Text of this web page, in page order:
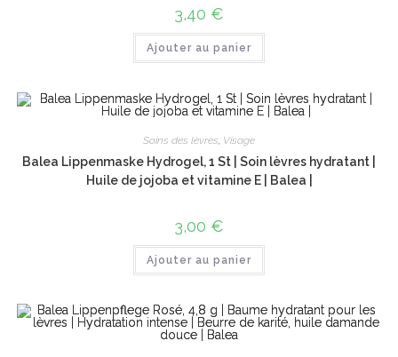
3,40 €
Ajouter au panier
Soins des lèvres Visage
Balea Lippenmaske Hydrogel, 1 St | Soin lèvres hydratant |
Huile de jojoba et vitamine E | Balea |
3,00 €
Ajouter au panier